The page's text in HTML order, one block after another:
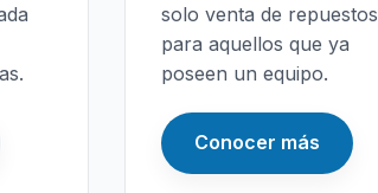
solo venta de repuestos
para aquellos que ya
poseen un equipo.
Conocer más